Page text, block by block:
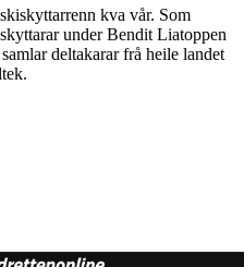
kva vår. Som
under Bendit Liatoppen
deltakarar frå heile landet